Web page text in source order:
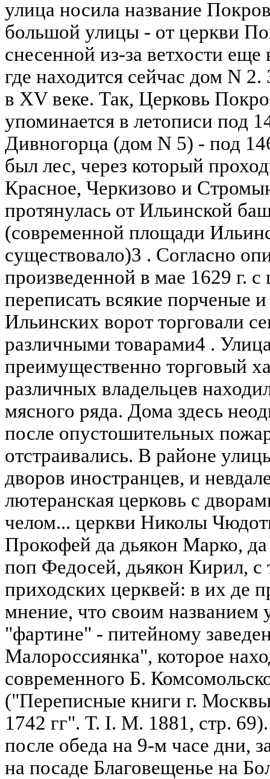
улица носила название
большой улицы - от церкви
снесенной из-за ветхости
где находится сейчас дом N 2.
в XV веке. Так, Церковь
упоминается в летописи под
Дивногорца (дом N 5) - под
был лес, через который
Красное, Черкизово и
протянулась от Ильинской
(современной площади
существовало)3 . Согласно
произведенной в мае 1629 г.
переписать всякие порченые
Ильинских ворот торговали
различными товарами4 .
преимущественно торговый
различных владельцев
мясного ряда. Дома здесь
после опустошительных
отстраивались. В районе
дворов иностранцев, и
лютеранская церковь с
челом... церкви Николы
Прокофей да дьякон Марко,
поп Федосей, дьякон Кирил, с
приходских церквей: в их де
мнение, что своим названием
"фартине" - питейному
Малороссиянка", которое
современного Б.
("Переписные книги г.
1742 гг". Т. I. M. 1881, стр.
после обеда на 9-м часе дни,
на посаде Благовещенье на